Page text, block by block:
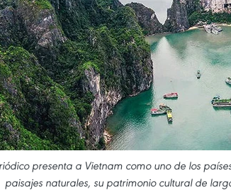
presenta a Vietnam como uno de los
paisajes naturales, su patrimonio cultural de